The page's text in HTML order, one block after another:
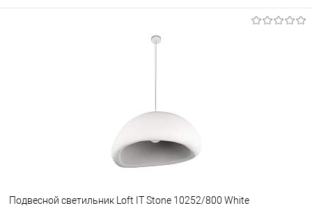
Подвесной светильник Loft IT Stone 10252/800 White